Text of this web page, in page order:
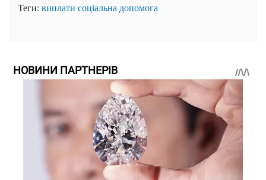
Теги: виплати соціальна допомога
НОВИНИ ПАРТНЕРІВ